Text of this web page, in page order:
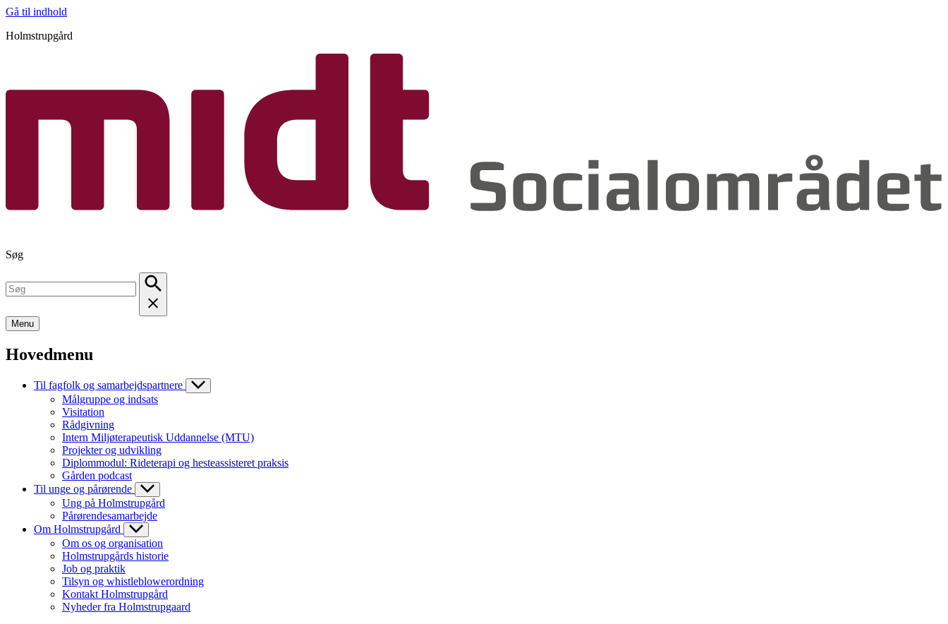
Gå til indhold
Holmstrupgård
Søg
Menu
Hovedmenu
Til fagfolk og samarbejdspartnere
Målgruppe og indsats
Visitation
Rådgivning
Intern Miljøterapeutisk Uddannelse (MTU)
Projekter og udvikling
Diplommodul: Rideterapi og hesteassisteret praksis
Gården podcast
Til unge og pårørende
Ung på Holmstrupgård
Pårørendesamarbejde
Om Holmstrupgård
Om os og organisation
Holmstrupgårds historie
Job og praktik
Tilsyn og whistleblowerordning
Kontakt Holmstrupgård
Nyheder fra Holmstrupgaard